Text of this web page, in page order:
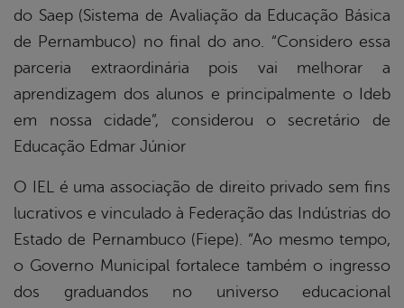
do Saep (Sistema de Avaliação da Educação Básica
de Pernambuco) no final do ano. “Considero essa
parceria extraordinária pois vai melhorar a
aprendizagem dos alunos e principalmente o Ideb
em nossa cidade”, considerou o secretário de
Educação Edmar Júnior
O IEL é uma associação de direito privado sem fins
lucrativos e vinculado à Federação das Indústrias do
Estado de Pernambuco (Fiepe). “Ao mesmo tempo,
o Governo Municipal fortalece também o ingresso
dos graduandos no universo educacional